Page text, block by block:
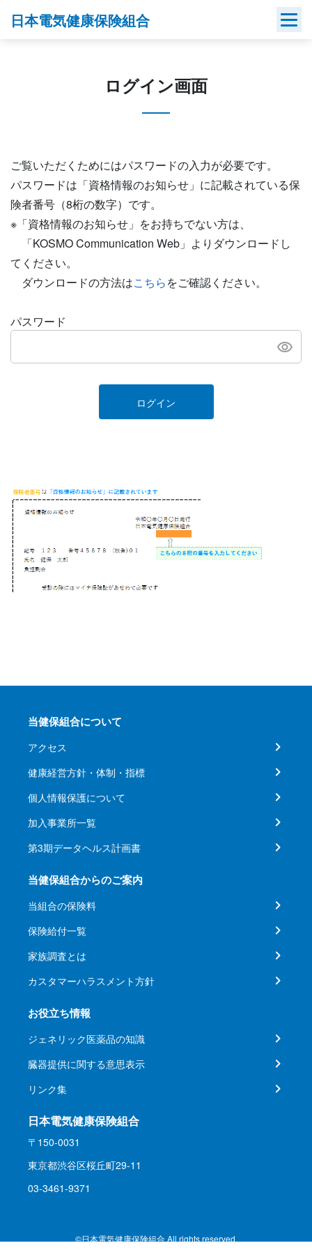
日本電気健康保険組合
ログイン画面
ご覧いただくためにはパスワードの入力が必要です。
パスワードは「資格情報のお知らせ」に記載されている保
険者番号（8桁の数字）です。
※「資格情報のお知らせ」をお持ちでない方は、
「KOSMO Communication Web」よりダウンロードし
てください。
ダウンロードの方法はこちらをご確認ください。
パスワード
ログイン
当健保組合について
アクセス
健康経営方針・体制・指標
個人情報保護について
加入事業所一覧
第3期データヘルス計画書
当健保組合からのご案内
当組合の保険料
保険給付一覧
家族調査とは
カスタマーハラスメント方針
お役立ち情報
ジェネリック医薬品の知識
臓器提供に関する意思表示
リンク集
日本電気健康保険組合
〒150-0031
東京都渋谷区桜丘町29-11
03-3461-9371
©日本電気健康保険組合 All rights reserved.